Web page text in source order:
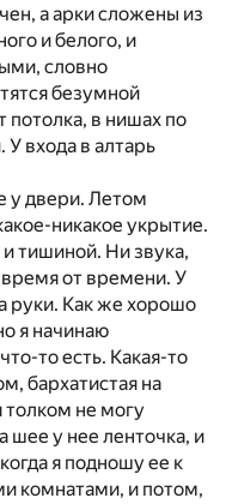
а арки сложены из
и белого, и
словно
безумной
потолка, в нишах по
У входа в алтарь
у двери. Летом
никакое укрытие.
тишиной. Ни звука,
от времени. У
руки. Как же хорошо
я начинаю
то есть. Какая-то
бархатистая на
толком не могу
шее у нее ленточка, и
я подношу ее к
комнатами, и потом,